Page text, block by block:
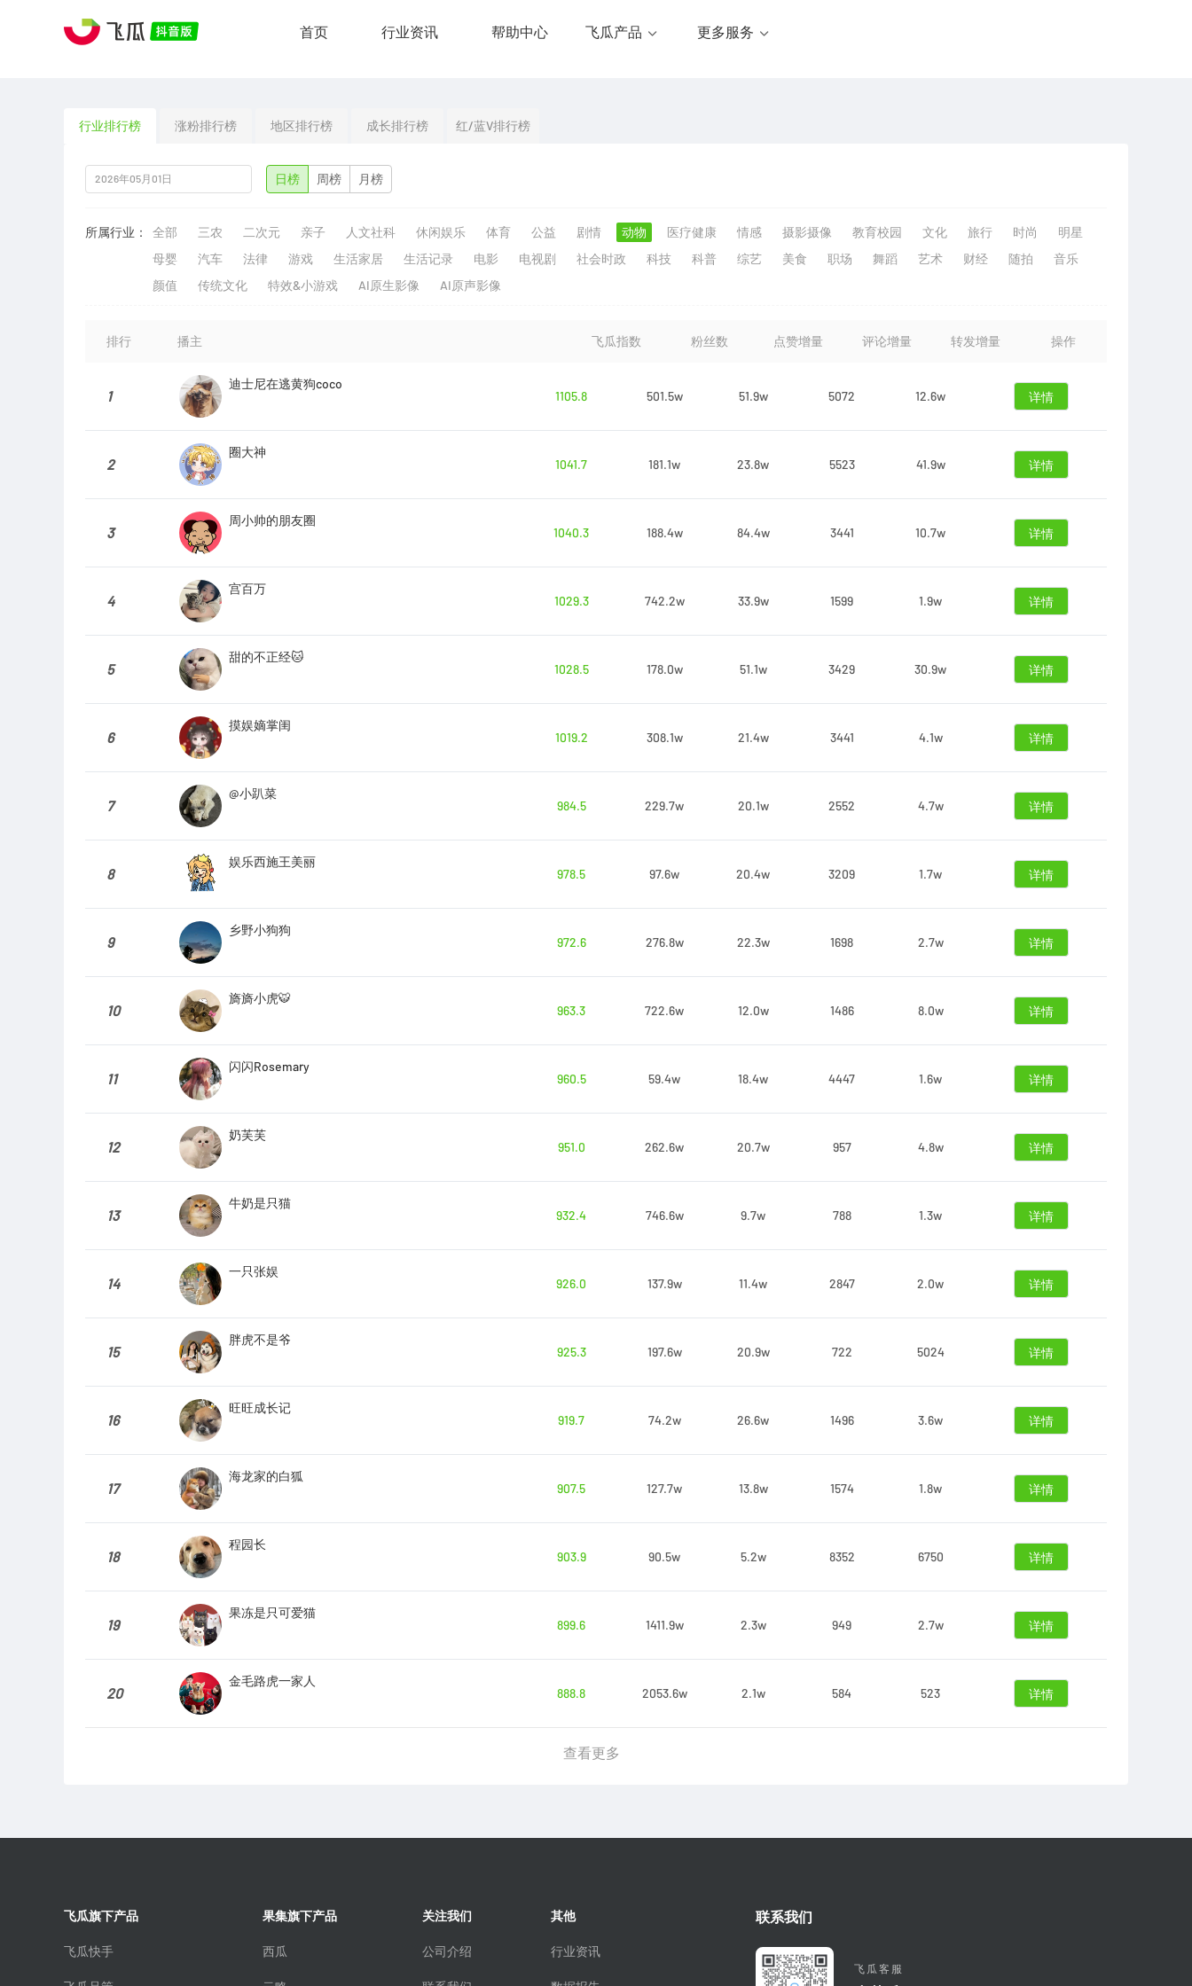
首页 行业资讯 帮助中心 飞瓜产品 更多服务
行业排行榜 涨粉排行榜 地区排行榜 成长排行榜 红/蓝V排行榜
日榜 周榜 月榜
所属行业： 全部 三农 二次元 亲子 人文社科 休闲娱乐 体育 公益 剧情 动物 医疗健康 情感 摄影摄像 教育校园 文化 旅行 时尚
明星
母婴
汽车 法律 游戏 生活家居 生活记录 电影 电视剧 社会时政 科技 科普 综艺 美食 职场 舞蹈 艺术 财经 随拍
音乐
颜值
传统文化 特效&小游戏 AI原生影像 AI原声影像
排行 播主 飞瓜指数 粉丝数 点赞增量 评论增量 转发增量 操作
1
迪士尼在逃黄狗coco
1105.8
501.5w 51.9w 5072 12.6w 详情
2
圈大神
1041.7
181.1w 23.8w 5523 41.9w 详情
3
周小帅的朋友圈
1040.3
188.4w 84.4w 3441 10.7w 详情
4
宫百万
1029.3
742.2w 33.9w 1599 1.9w 详情
5
甜的不正经🐱
1028.5
178.0w 51.1w 3429 30.9w 详情
6
摸娱嫡掌闺
1019.2
308.1w 21.4w 3441 4.1w 详情
7
@小趴菜
984.5
229.7w 20.1w 2552 4.7w 详情
8
娱乐西施王美丽
978.5
97.6w 20.4w 3209 1.7w 详情
9
乡野小狗狗
972.6
276.8w 22.3w 1698 2.7w 详情
10
旖旖小虎🐯
963.3
722.6w 12.0w 1486 8.0w 详情
11
闪闪Rosemary
960.5
59.4w 18.4w 4447 1.6w 详情
12
奶芙芙
951.0
262.6w 20.7w 957 4.8w 详情
13
牛奶是只猫
932.4
746.6w 9.7w 788 1.3w 详情
14
一只张娱
926.0
137.9w 11.4w 2847 2.0w 详情
15
胖虎不是爷
925.3
197.6w 20.9w 722 5024 详情
16
旺旺成长记
919.7
74.2w 26.6w 1496 3.6w 详情
17
海龙家的白狐
907.5
127.7w 13.8w 1574 1.8w 详情
18
程园长
903.9
90.5w 5.2w 8352 6750 详情
19
果冻是只可爱猫
899.6
1411.9w 2.3w 949 2.7w 详情
20
金毛路虎一家人
888.8
2053.6w 2.1w 584 523 详情
查看更多
飞瓜旗下产品
飞瓜快手
果集旗下产品
西瓜
关注我们
公司介绍
其他
行业资讯
联系我们
飞瓜客服